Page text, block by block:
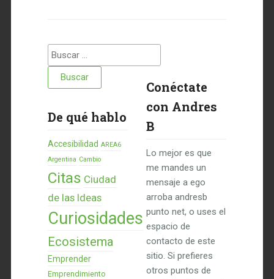
Buscar:
De qué hablo
Accesibilidad AREA6
Argentina Cambio
Citas Ciudad
de las Ideas
Curiosidades
Ecosistema
Emprender
Emprendimiento
Conéctate
con Andres
B
Lo mejor es que
me mandes un
mensaje a ego
arroba andresb
punto net, o uses el
espacio de
contacto de este
sitio. Si prefieres
otros puntos de